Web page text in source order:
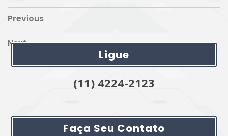
Navegação
de
Previous
Previous
Next
Next
Ligue
(11) 4224-2123
Faça Seu Contato